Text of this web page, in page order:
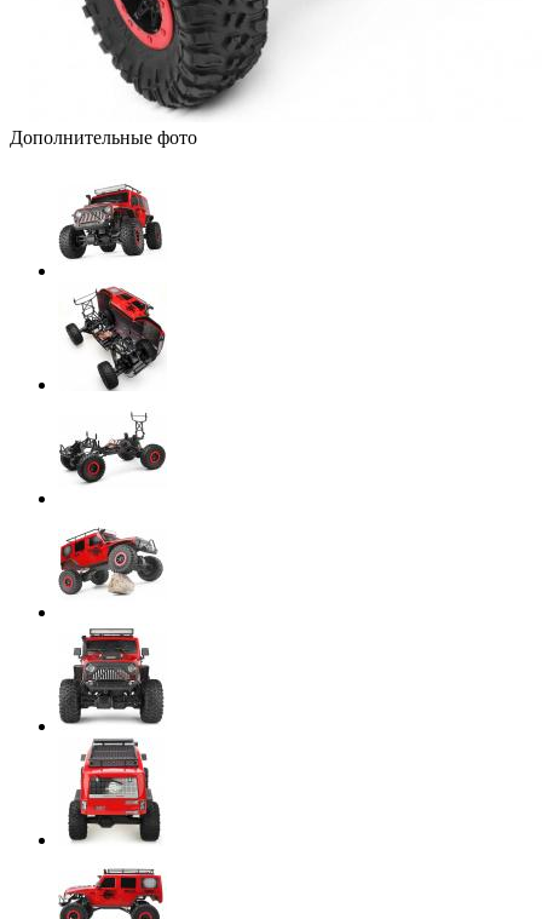
Дополнительные фото